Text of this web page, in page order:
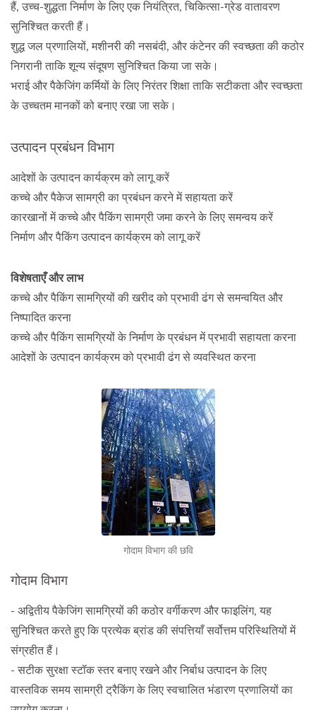
हैं, उच्च-शुद्धता निर्माण के लिए एक नियंत्रित, चिकित्सा-ग्रेड वातावरण
सुनिश्चित करती हैं।
शुद्ध जल प्रणालियों, मशीनरी की नसबंदी, और कंटेनर की स्वच्छता की कठोर
निगरानी ताकि शून्य संदूषण सुनिश्चित किया जा सके।
भराई और पैकेजिंग कर्मियों के लिए निरंतर शिक्षा ताकि सटीकता और स्वच्छता
के उच्चतम मानकों को बनाए रखा जा सके।
उत्पादन प्रबंधन विभाग
आदेशों के उत्पादन कार्यक्रम को लागू करें
कच्चे और पैकेज सामग्री का प्रबंधन करने में सहायता करें
कारखानों में कच्चे और पैकिंग सामग्री जमा करने के लिए समन्वय करें
निर्माण और पैकिंग उत्पादन कार्यक्रम को लागू करें
विशेषताएँ और लाभ
कच्चे और पैकिंग सामग्रियों की खरीद को प्रभावी ढंग से समन्वयित और
निष्पादित करना
कच्चे और पैकिंग सामग्रियों के निर्माण के प्रबंधन में प्रभावी सहायता करना
आदेशों के उत्पादन कार्यक्रम को प्रभावी ढंग से व्यवस्थित करना
गोदाम विभाग की छवि
गोदाम विभाग
- अद्वितीय पैकेजिंग सामग्रियों की कठोर वर्गीकरण और फाइलिंग, यह
सुनिश्चित करते हुए कि प्रत्येक ब्रांड की संपत्तियाँ सर्वोत्तम परिस्थितियों में
संग्रहीत हैं।
- सटीक सुरक्षा स्टॉक स्तर बनाए रखने और निर्बाध उत्पादन के लिए
वास्तविक समय सामग्री ट्रैकिंग के लिए स्वचालित भंडारण प्रणालियों का